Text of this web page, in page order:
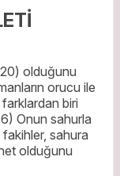
, 20) olduğunu
orucu ile
biri
Onun sahurla
sahura
olduğunu